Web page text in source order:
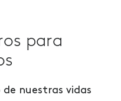
para
nuestras vidas